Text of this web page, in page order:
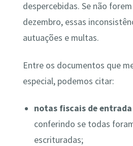
despercebidas. Se não
dezembro, essas
autuações e multas.
Entre os documentos que
especial, podemos citar:
notas fiscais de entrada
conferindo se todas
escrituradas;